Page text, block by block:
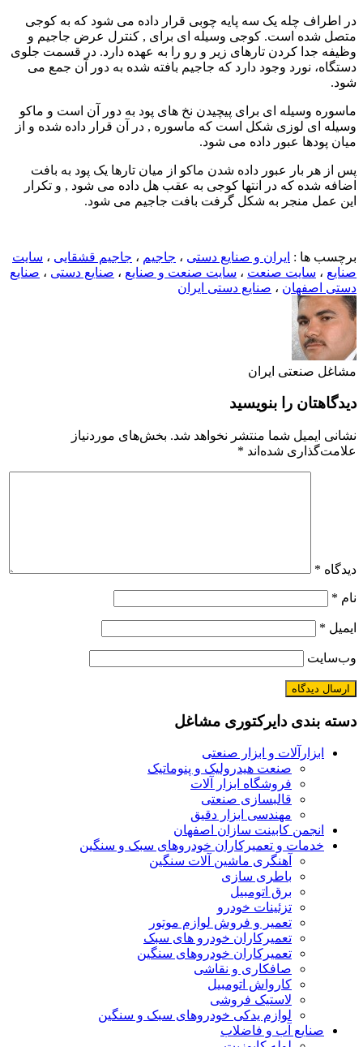
در اطراف چله یک سه پایه چوبی قرار داده می شود که به کوجی
متصل شده است. کوجی وسیله ای برای , کنترل عرض جاجیم و
وظیفه جدا کردن تارهای زیر و رو را به عهده دارد. در قسمت جلوی
دستگاه، نورد وجود دارد که جاجیم بافته شده به دور آن جمع می
شود.
ماسوره وسیله ای برای پیچیدن نخ های پود به دور آن است و ماکو
وسیله ای لوزی شکل است که ماسوره , در آن قرار داده شده و از
میان پودها عبور داده می شود.
پس از هر بار عبور داده شدن ماکو از میان تارها یک پود به بافت
اضافه شده که در انتها کوجی به عقب هل داده می شود , و تکرار
این عمل منجر به شکل گرفت بافت جاجیم می شود.
برچسب ها : ایران و صنایع دستی ، جاجیم ، جاجیم قشقایی ، سایت
صنایع ، سایت صنعت ، سایت صنعت و صنایع ، صنایع دستی ، صنایع
دستی اصفهان ، صنایع دستی ایران
مشاغل صنعتی ایران
دیدگاهتان را بنویسید
نشانی ایمیل شما منتشر نخواهد شد. بخش‌های موردنیاز
علامت‌گذاری شده‌اند *
دیدگاه *
نام *
ایمیل *
وب‌سایت
دسته بندی دایرکتوری مشاغل
ابزارآلات و ابزار صنعتی
صنعت هیدرولیک و پنوماتیک
فروشگاه ابزار آلات
قالبسازی صنعتی
مهندسی ابزار دقیق
انجمن کابینت سازان اصفهان
خدمات و تعمیرکاران خودروهای سبک و سنگین
آهنگری ماشین آلات سنگین
باطری سازی
برق اتومبیل
تزئینات خودرو
تعمیر و فروش لوازم موتور
تعمیرکاران خودرو های سبک
تعمیرکاران خودروهای سنگین
صافکاری و نقاشی
کارواش اتومبیل
لاستیک فروشی
لوازم یدکی خودروهای سبک و سنگین
صنایع آب و فاضلاب